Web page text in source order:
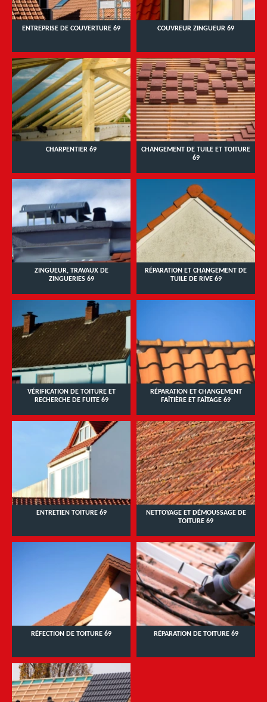
ENTREPRISE DE COUVERTURE 69 COUVREUR ZINGUEUR 69
CHARPENTIER 69
CHANGEMENT DE TUILE ET TOITURE
69
ZINGUEUR, TRAVAUX DE
ZINGUERIES 69
RÉPARATION ET CHANGEMENT DE
TUILE DE RIVE 69
VÉRIFICATION DE TOITURE ET
RECHERCHE DE FUITE 69
RÉPARATION ET CHANGEMENT
FAÎTIÈRE ET FAÎTAGE 69
ENTRETIEN TOITURE 69
NETTOYAGE ET DÉMOUSSAGE DE
TOITURE 69
RÉFECTION DE TOITURE 69 RÉPARATION DE TOITURE 69